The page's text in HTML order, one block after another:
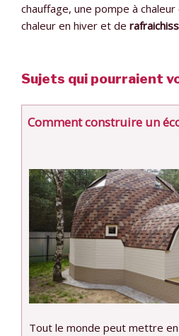
chauffage, une pompe à
chaleur en hiver et de
Sujets qui pourraient
Comment construire un
Tout le monde peut mettre